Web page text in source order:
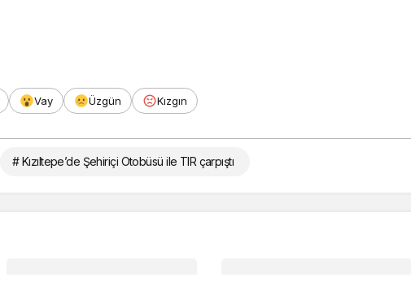
Vay Üzgün Kızgın
# Kızıltepe’de Şehiriçi Otobüsü ile TIR çarpıştı